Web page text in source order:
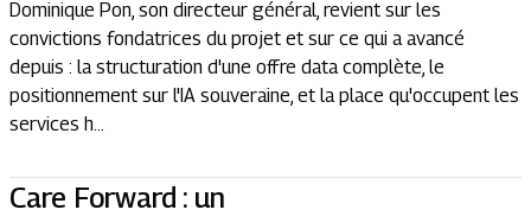
Dominique Pon, son directeur général, revient sur les
convictions fondatrices du projet et sur ce qui a avancé
depuis : la structuration d'une offre data complète, le
positionnement sur l'IA souveraine, et la place qu'occupent les
services h...
Care Forward : un